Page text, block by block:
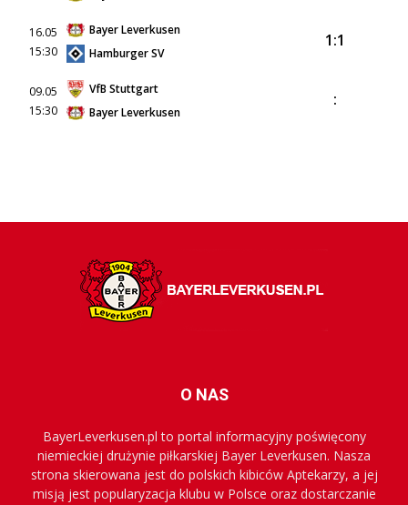
16.05
15:30
Bayer Leverkusen
Hamburger SV
1:1
09.05
15:30
VfB Stuttgart
Bayer Leverkusen
:
O NAS
BayerLeverkusen.pl to portal informacyjny poświęcony
niemieckiej drużynie piłkarskiej Bayer Leverkusen. Nasza
strona skierowana jest do polskich kibiców Aptekarzy, a jej
misją jest popularyzacja klubu w Polsce oraz dostarczanie